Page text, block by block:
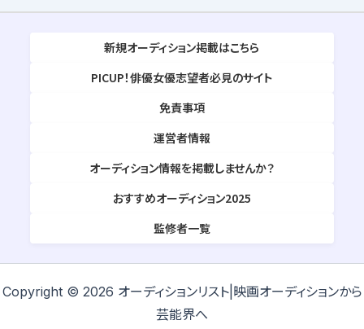
新規オーディション掲載はこちら
PICUP！俳優女優志望者必見のサイト
免責事項
運営者情報
オーディション情報を掲載しませんか？
おすすめオーディション2025
監修者一覧
Copyright © 2026 オーディションリスト|映画オーディションから
芸能界へ